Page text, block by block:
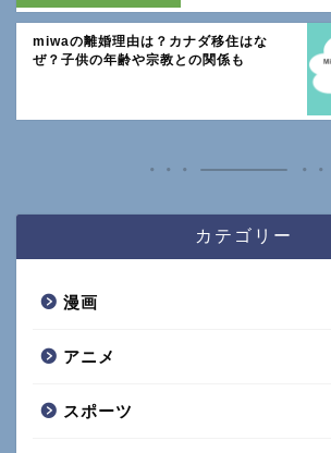
miwaの離婚理由は？カナダ移住はな
ぜ？子供の年齢や宗教との関係も
カテゴリー
漫画
アニメ
スポーツ